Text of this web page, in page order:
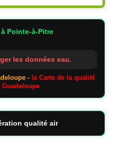
à Pointe-à-Pitre
les données eau.
- la Carte de la qualité
Guadeloupe
qualité air